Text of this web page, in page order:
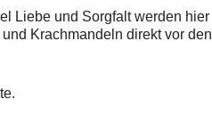
Liebe und Sorgfalt werden hier
Krachmandeln direkt vor den